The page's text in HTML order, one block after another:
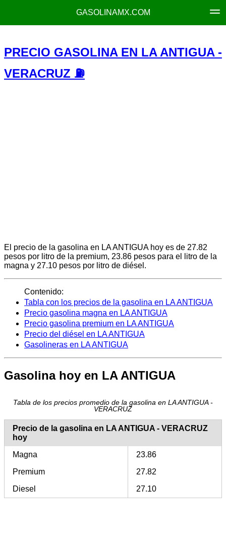
GASOLINAMX.COM
PRECIO GASOLINA EN LA ANTIGUA -
VERACRUZ ⛽
El precio de la gasolina en LA ANTIGUA hoy es de 27.82
pesos por litro de la premium, 23.86 pesos para el litro de la
magna y 27.10 pesos por litro de diésel.
Contenido:
Tabla con los precios de la gasolina en LA ANTIGUA
Precio gasolina magna en LA ANTIGUA
Precio gasolina premium en LA ANTIGUA
Precio del diésel en LA ANTIGUA
Gasolineras en LA ANTIGUA
Gasolina hoy en LA ANTIGUA
Tabla de los precios promedio de la gasolina en LA ANTIGUA -
VERACRUZ
Precio de la gasolina en LA ANTIGUA - VERACRUZ
hoy
Magna
23.86
Premium
27.82
Diesel
27.10